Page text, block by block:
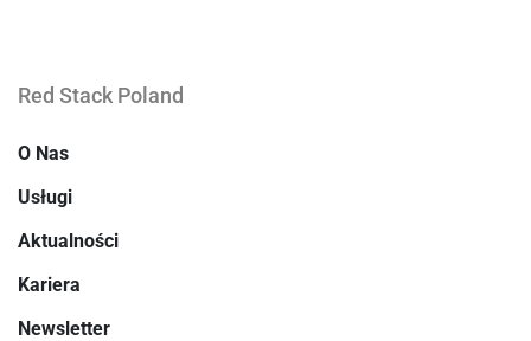
Red Stack Poland
O Nas
Usługi
Aktualności
Kariera
Newsletter